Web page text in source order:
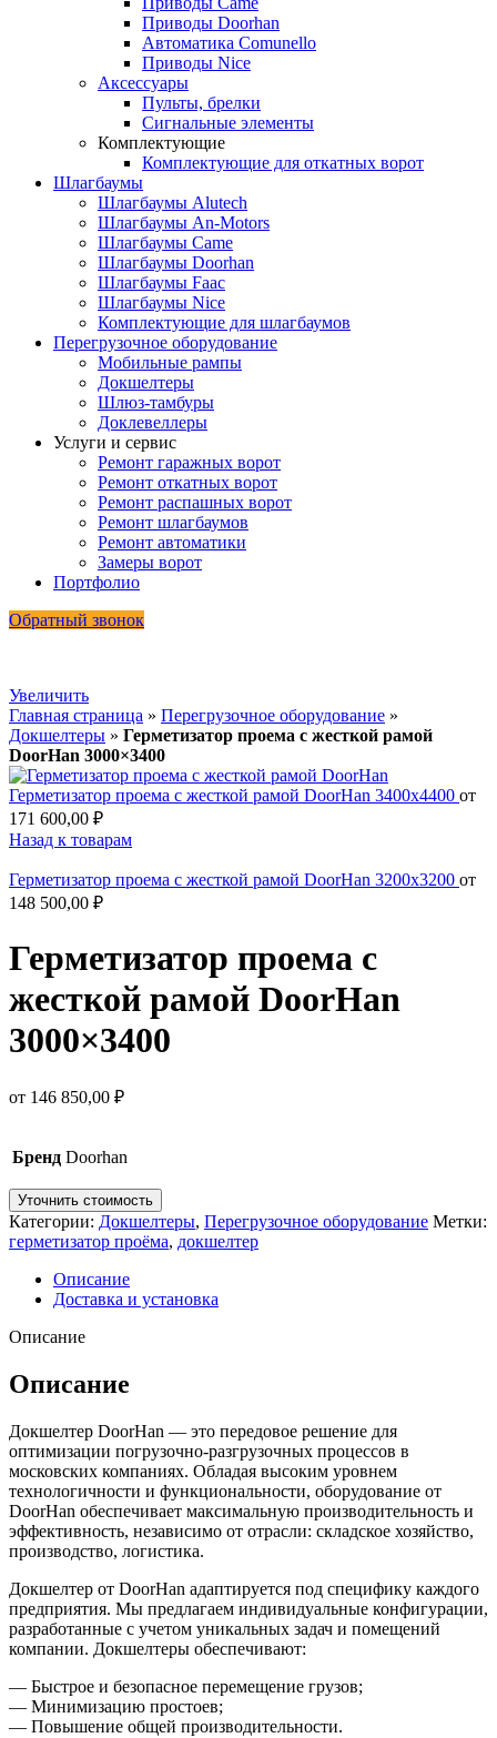
Приводы Doorhan
Автоматика Comunello
Приводы Nice
Аксессуары
Пульты, брелки
Сигнальные элементы
Комплектующие
Комплектующие для откатных ворот
Шлагбаумы
Шлагбаумы Alutech
Шлагбаумы An-Motors
Шлагбаумы Came
Шлагбаумы Doorhan
Шлагбаумы Faac
Шлагбаумы Nice
Комплектующие для шлагбаумов
Перегрузочное оборудование
Мобильные рампы
Докшелтеры
Шлюз-тамбуры
Доклевеллеры
Услуги и сервис
Ремонт гаражных ворот
Ремонт откатных ворот
Ремонт распашных ворот
Ремонт шлагбаумов
Ремонт автоматики
Замеры ворот
Портфолио
Обратный звонок
Увеличить
Главная страница » Перегрузочное оборудование »
Докшелтеры » Герметизатор проема с жесткой рамой
DoorHan 3000×3400
Герметизатор проема с жесткой рамой DoorHan 3400x4400 от
171 600,00 ₽
Назад к товарам
Герметизатор проема с жесткой рамой DoorHan 3200x3200 от
148 500,00 ₽
Герметизатор проема с
жесткой рамой DoorHan
3000×3400
от 146 850,00 ₽
Бренд Doorhan
Уточнить стоимость
Категории: Докшелтеры, Перегрузочное оборудование Метки:
герметизатор проёма, докшелтер
Описание
Доставка и установка
Описание
Описание
Докшелтер DoorHan — это передовое решение для
оптимизации погрузочно-разгрузочных процессов в
московских компаниях. Обладая высоким уровнем
технологичности и функциональности, оборудование от
DoorHan обеспечивает максимальную производительность и
эффективность, независимо от отрасли: складское хозяйство,
производство, логистика.
Докшелтер от DoorHan адаптируется под специфику каждого
предприятия. Мы предлагаем индивидуальные конфигурации,
разработанные с учетом уникальных задач и помещений
компании. Докшелтеры обеспечивают:
— Быстрое и безопасное перемещение грузов;
— Минимизацию простоев;
— Повышение общей производительности.